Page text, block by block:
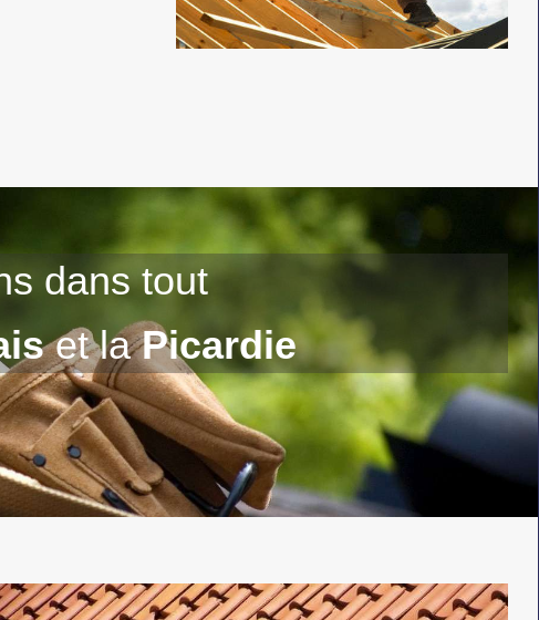
dans tout
et laPicardie